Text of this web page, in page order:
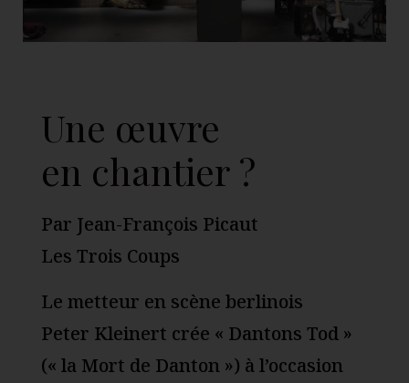
Une œuvre
en chantier ?
Par Jean-François Picaut
Les Trois Coups
Le metteur en scène berlinois
Peter Kleinert crée « Dantons Tod »
(« la Mort de Danton ») à l’occasion